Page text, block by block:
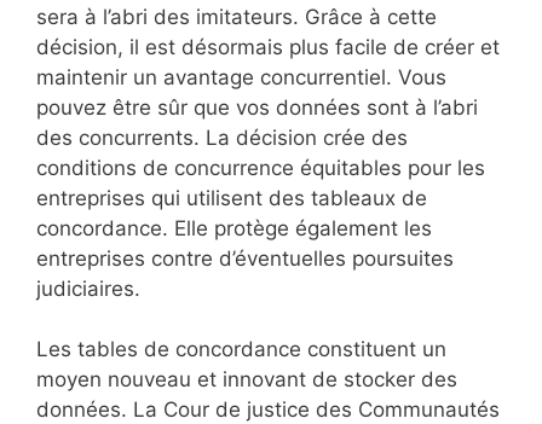
sera à l’abri des imitateurs. Grâce à cette
décision, il est désormais plus facile de créer et
maintenir un avantage concurrentiel. Vous
pouvez être sûr que vos données sont à l’abri
des concurrents. La décision crée des
conditions de concurrence équitables pour les
entreprises qui utilisent des tableaux de
concordance. Elle protège également les
entreprises contre d’éventuelles poursuites
judiciaires.
Les tables de concordance constituent un
moyen nouveau et innovant de stocker des
données. La Cour de justice des Communautés